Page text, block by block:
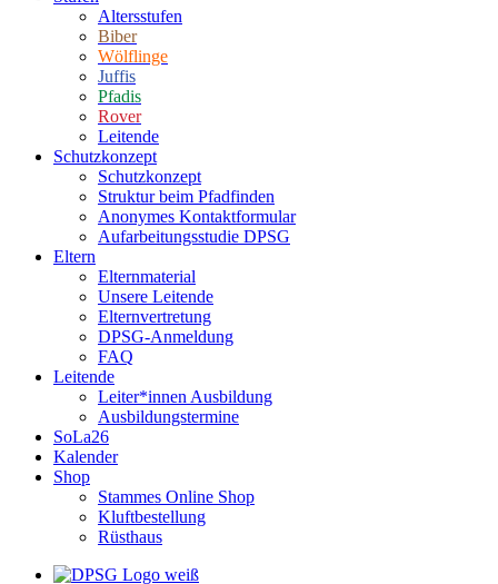
Altersstufen
Biber
Wölflinge
Juffis
Pfadis
Rover
Leitende
Schutzkonzept
Schutzkonzept
Struktur beim Pfadfinden
Anonymes Kontaktformular
Aufarbeitungsstudie DPSG
Eltern
Elternmaterial
Unsere Leitende
Elternvertretung
DPSG-Anmeldung
FAQ
Leitende
Leiter*innen Ausbildung
Ausbildungstermine
SoLa26
Kalender
Shop
Stammes Online Shop
Kluftbestellung
Rüsthaus